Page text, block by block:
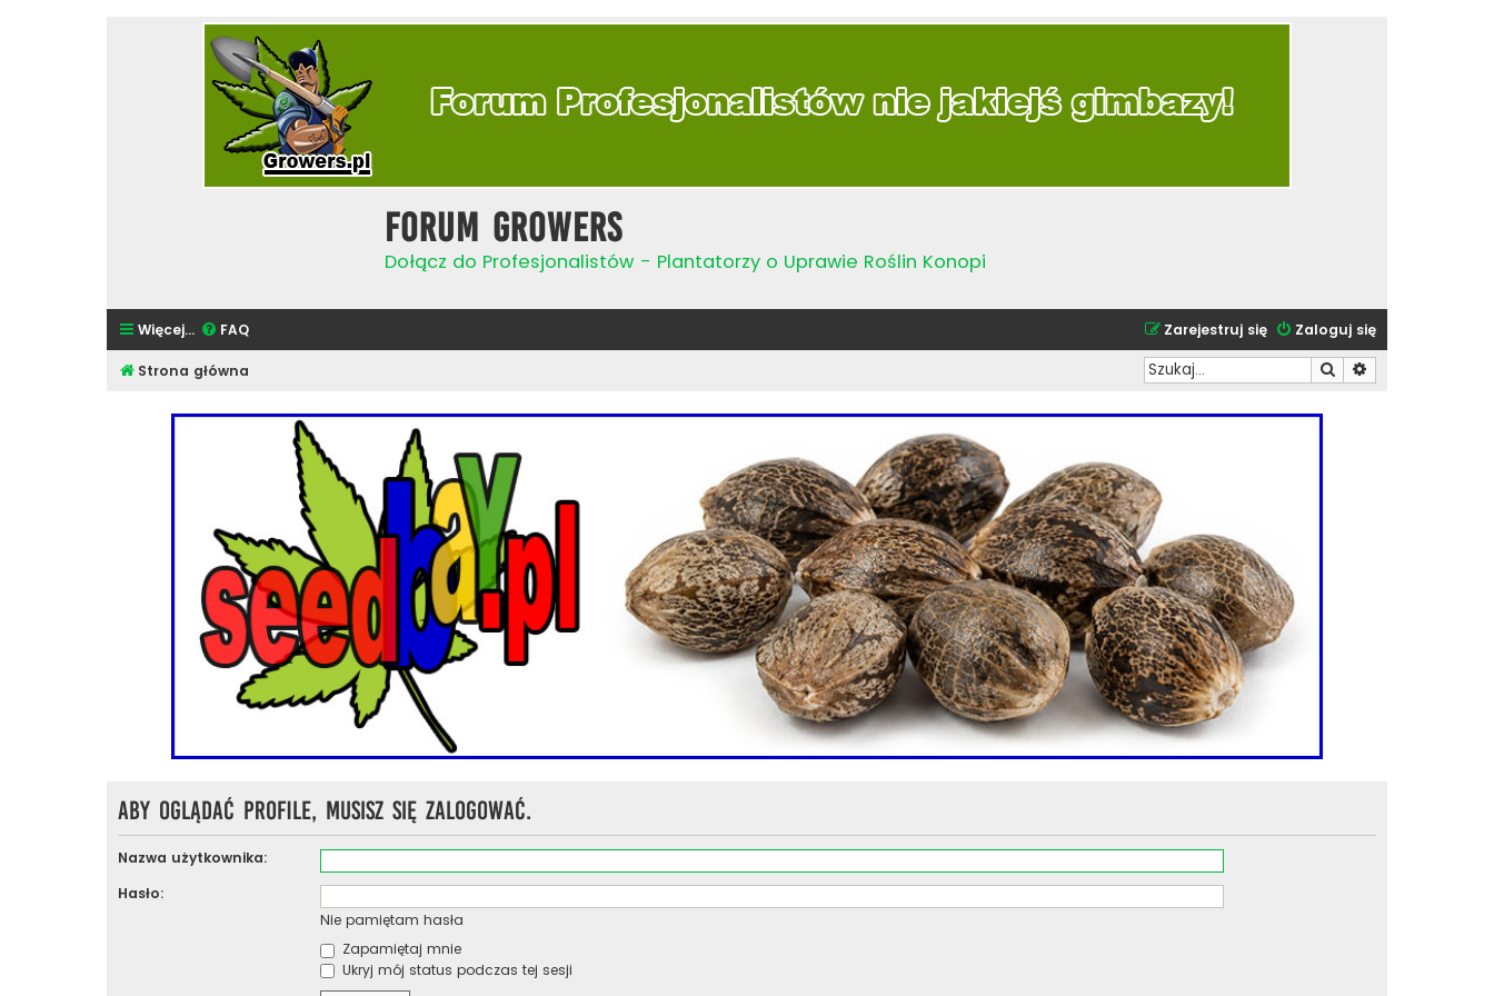
Forum Growers
Dołącz do Profesjonalistów - Plantatorzy o Uprawie Roślin Konopi
Więcej… FAQ Zaloguj się
Zarejestruj się
Strona główna Szukaj
Aby oglądać profile, musisz się zalogować.
Nazwa użytkownika:
Hasło:
Nie pamiętam hasła
Zapamiętaj mnie
Ukryj mój status podczas tej sesji